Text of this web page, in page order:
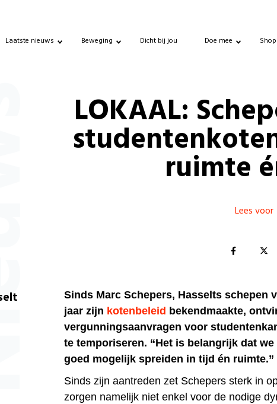
Laatste nieuws Beweging Dicht bij jou Doe mee Shop
LOKAAL:
ruimte
Lees voor
Sinds Marc Schepers, Hasselts schepen
jaar zijn kotenbeleid bekendmaakte,
vergunningsaanvragen voor
te temporiseren. “Het is belangrijk dat
goed mogelijk spreiden in tijd én ruimte.”
Sinds zijn aantreden zet Schepers sterk in
zorgen namelijk niet enkel voor de nodige